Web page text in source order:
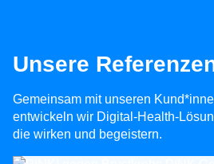
Unsere
Gemeinsam mit unseren
entwickeln wir Digital-Health-
die wirken und begeistern.